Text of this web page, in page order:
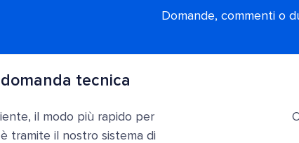
Domande, commenti o
tecnica
il modo più rapido per
tramite il nostro sistema di